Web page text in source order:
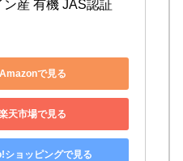
ン産 有機 JAS認証
Amazonで見る
天市場で見る
ショッピングで見る